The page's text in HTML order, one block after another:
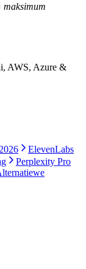
maksimum
AWS, Azure &
ElevenLabs
Perplexity Pro